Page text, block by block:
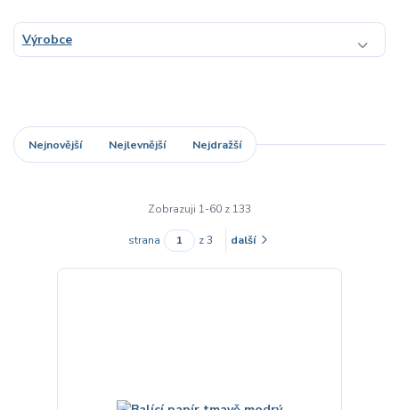
Výrobce
Nejnovější Nejlevnější Nejdražší
Zobrazuji 1-60 z 133
strana z 3 další